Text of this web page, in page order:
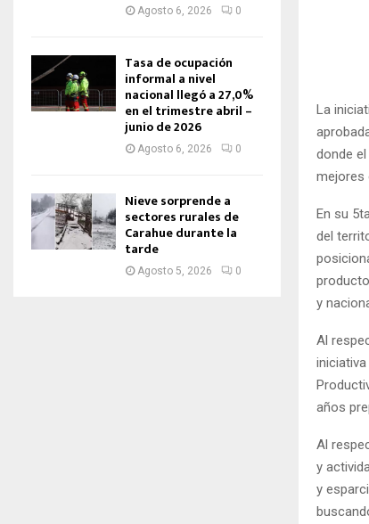
La
donde
mejores
En su
del
y
Al
años
Al
y
y
Agosto 6, 2026 0
Tasa de ocupación
informal a nivel
nacional llegó a 27,0%
en el trimestre abril –
junio de 2026
Agosto 6, 2026 0
Nieve sorprende a
sectores rurales de
Carahue durante la
tarde
Agosto 5, 2026 0